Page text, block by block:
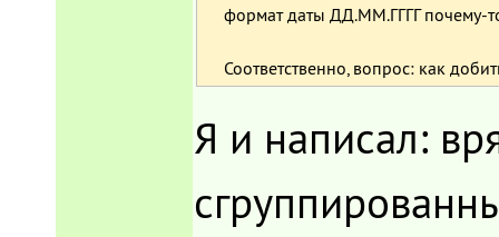
формат даты ДД.ММ.ГГГГ почему-
Соответственно, вопрос: как
Я и написал: